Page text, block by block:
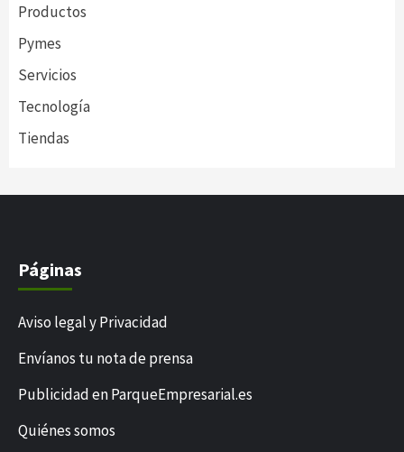
Productos
Pymes
Servicios
Tecnología
Tiendas
Páginas
Aviso legal y Privacidad
Envíanos tu nota de prensa
Publicidad en ParqueEmpresarial.es
Quiénes somos